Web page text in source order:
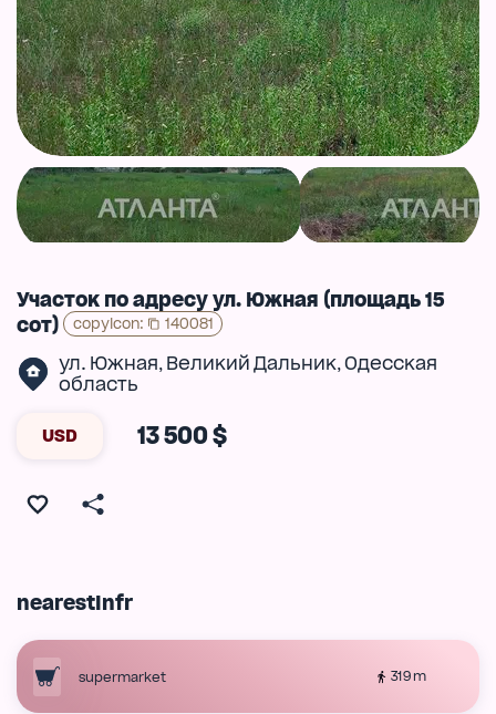
Участок по адресу ул. Южная (площадь 15
сот)
copyIcon: 140081
ул. Южная, Великий Дальник,Одесская
область
USD 13 500 $
nearestInfr
supermarket 319 m